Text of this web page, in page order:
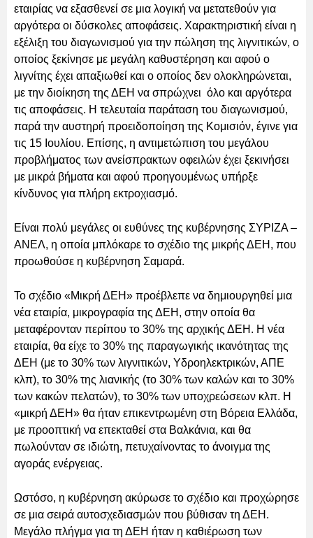
εταιρίας να εξασθενεί σε μια λογική να μετατεθούν για
αργότερα οι δύσκολες αποφάσεις. Χαρακτηριστική είναι η
εξέλιξη του διαγωνισμού για την πώληση της λιγνιτικών, ο
οποίος ξεκίνησε με μεγάλη καθυστέρηση και αφού ο
λιγνίτης έχει απαξιωθεί και ο οποίος δεν ολοκληρώνεται,
με την διοίκηση της ΔΕΗ να σπρώχνει όλο και αργότερα
τις αποφάσεις. Η τελευταία παράταση του διαγωνισμού,
παρά την αυστηρή προειδοποίηση της Κομισιόν, έγινε για
τις 15 Ιουλίου. Επίσης, η αντιμετώπιση του μεγάλου
προβλήματος των ανείσπρακτων οφειλών έχει ξεκινήσει
με μικρά βήματα και αφού προηγουμένως υπήρξε
κίνδυνος για πλήρη εκτροχιασμό.
Είναι πολύ μεγάλες οι ευθύνες της κυβέρνησης ΣΥΡΙΖΑ –
ΑΝΕΛ, η οποία μπλόκαρε το σχέδιο της μικρής ΔΕΗ, που
προωθούσε η κυβέρνηση Σαμαρά.
Το σχέδιο «Μικρή ΔΕΗ» προέβλεπε να δημιουργηθεί μια
νέα εταιρία, μικρογραφία της ΔΕΗ, στην οποία θα
μεταφέρονταν περίπου το 30% της αρχικής ΔΕΗ. Η νέα
εταιρία, θα είχε το 30% της παραγωγικής ικανότητας της
ΔΕΗ (με το 30% των λιγνιτικών, Υδροηλεκτρικών, ΑΠΕ
κλπ), το 30% της λιανικής (το 30% των καλών και το 30%
των κακών πελατών), το 30% των υποχρεώσεων κλπ. Η
«μικρή ΔΕΗ» θα ήταν επικεντρωμένη στη Βόρεια Ελλάδα,
με προοπτική να επεκταθεί στα Βαλκάνια, και θα
πωλούνταν σε ιδιώτη, πετυχαίνοντας το άνοιγμα της
αγοράς ενέργειας.
Ωστόσο, η κυβέρνηση ακύρωσε το σχέδιο και προχώρησε
σε μια σειρά αυτοσχεδιασμών που βύθισαν τη ΔΕΗ.
Μεγάλο πλήγμα για τη ΔΕΗ ήταν η καθιέρωση των